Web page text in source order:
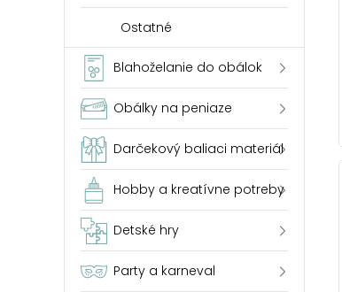
Ostatné
Blahoželanie do obálok
Obálky na peniaze
Darčekový baliaci materiál
Hobby a kreatívne potreby
Detské hry
Party a karneval